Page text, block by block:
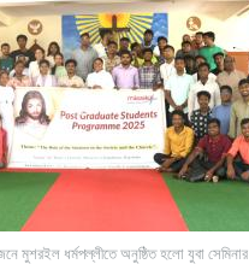
মুশরইল ধর্মপল্লীতে অনুষ্ঠিত হলো যুবা সেমিনার